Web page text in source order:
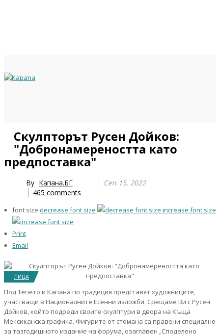
Скулпторът Русен Дойков:
"Добронамереността като
предпоставка"
By Капана.БГ
Сеп 15, 2022
465 comments
font size decrease font size increase font size
Print
Email
ЛИЦА
Под Тепето и Капана по традиция представят художниците,
участващи в Националните Есенни изложби. Срещаме Ви с Русен
Дойков, който подреди своите скулптури в двора на Къща
Мексиканска графика. Фигурите от стомана са правени специално
за тазгодишното издание на форума, озаглавен „Споделено
Year
Month
Year
Month